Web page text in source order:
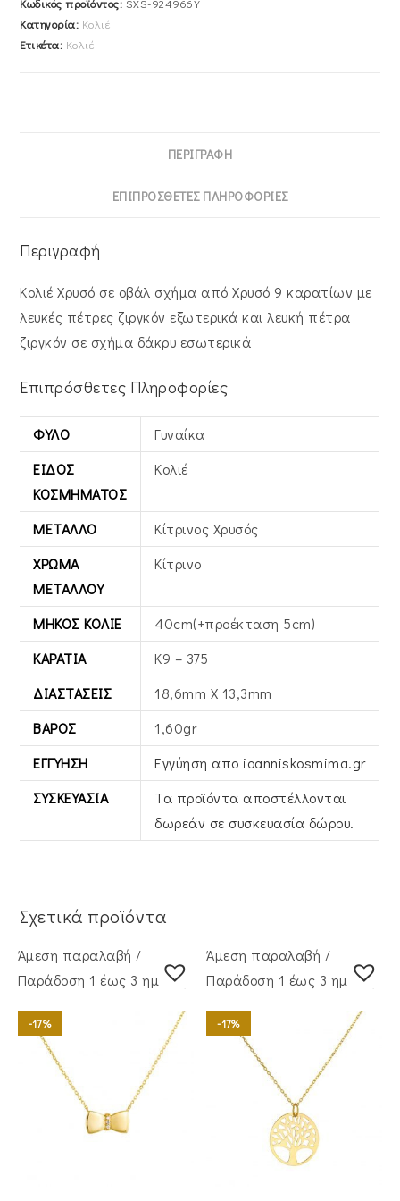
καρατίων
με
σχήμα
δάκρυ
εσωτερικά
SXS-
924966Y
Κωδικός προϊόντος: SXS-924966Y
Κατηγορία: Κολιέ
Ετικέτα: Κολιέ
ΠΕΡΙΓΡΑΦΉ
ΕΠΙΠΡΌΣΘΕΤΕΣ ΠΛΗΡΟΦΟΡΊΕΣ
Περιγραφή
Κολιέ Χρυσό σε οβάλ σχήμα από Χρυσό 9 καρατίων με
λευκές πέτρες ζιργκόν εξωτερικά και λευκή πέτρα
ζιργκόν σε σχήμα δάκρυ εσωτερικά
Επιπρόσθετες Πληροφορίες
ΦΎΛΟ
Γυναίκα
ΕΊΔΟΣ
ΚΟΣΜΉΜΑΤΟΣ
Κολιέ
ΜΈΤΑΛΛΟ
Κίτρινος Xρυσός
ΧΡΏΜΑ
ΜΕΤΆΛΛΟΥ
Κίτρινο
ΜΉΚΟΣ ΚΟΛΙΈ
40cm(+προέκταση 5cm)
ΚΑΡΆΤΙΑ
Κ9 – 375
ΔΙΑΣΤΆΣΕΙΣ
18,6mm X 13,3mm
ΒΆΡΟΣ
1,60gr
ΕΓΓΎΗΣΗ
Εγγύηση απο ioanniskosmima.gr
ΣΥΣΚΕΥΑΣΊΑ
Τα προϊόντα αποστέλλονται
δωρεάν σε συσκευασία δώρου.
Σχετικά προϊόντα
Άμεση παραλαβή /
Παράδoση 1 έως 3 ημέρες
-17%
Άμεση παραλαβή /
Παράδoση 1 έως 3 ημέρες
-17%